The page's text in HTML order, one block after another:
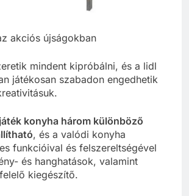
akciós újságokban
mindent kipróbálni, és a lidl
játékosan szabadon engedhetik
konyha három különböző
, és a valódi konyha
funkcióival és felszereltségével
és hanghatások, valamint
kiegészítő.